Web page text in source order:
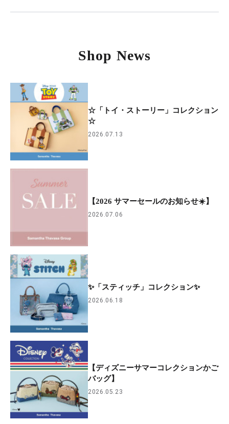
Shop News
☆「トイ・ストーリー」コレクション
☆
2026.07.13
【2026 サマーセールのお知らせ☀️】
2026.07.06
✨「スティッチ」コレクション✨
2026.06.18
【ディズニーサマーコレクションかご
バッグ】
2026.05.23